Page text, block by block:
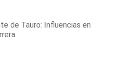
de Tauro: Influencias en